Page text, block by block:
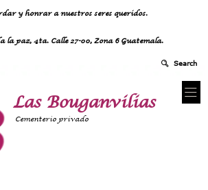
y honrar a nuestros seres queridos.
la paz, 4ta. Calle 27-00, Zona 6 Guatemala.
Las Bouganvilias
Cementerio privado